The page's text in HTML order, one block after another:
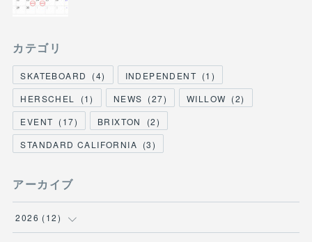
カテゴリ
SKATEBOARD (4) INDEPENDENT (1 )
HERSCHEL
(1) NEWS (27) WILLOW (2)
EVENT (17) BRIXTON (2)
STANDARD CALIFORNIA (3)
アーカイブ
2026 (12)